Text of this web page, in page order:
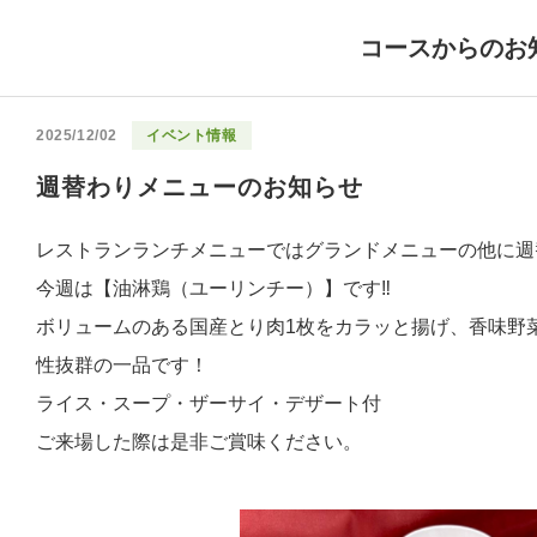
コースからのお
2025/12/02 イベント情報
週替わりメニューのお知らせ
レストランランチメニューではグランドメニューの他に
今週は【油淋鶏（ユーリンチー）】です‼︎
ボリュームのある国産とり肉1枚をカラッと揚げ、香味
性抜群の一品です！
ライス・スープ・ザーサイ・デザート付
ご来場した際は是非ご賞味ください。